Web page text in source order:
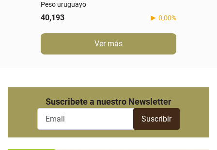
Peso uruguayo
40,193 0,00%
Ver más
Suscribete a nuestro Newsletter